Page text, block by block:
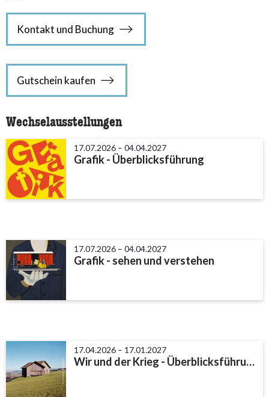
Kontakt und Buchung
Gutschein kaufen
Wechselausstellungen
17.07.2026 – 04.04.2027
Grafik - Überblicksführung
17.07.2026 – 04.04.2027
Grafik - sehen und verstehen
17.04.2026 – 17.01.2027
Wir und der Krieg - Überblicksführung